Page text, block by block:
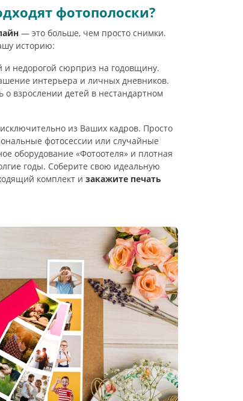
фотополоски?
— это больше, чем просто снимки.
историю:
недорогой сюрприз на годовщину.
интерьера и личных дневников.
о взрослении детей в нестандартном
из Ваших кадров. Просто
фотосессии или случайные
оборудование «Фотоотеля» и плотная
годы. Соберите свою идеальную
комплект и закажите печать